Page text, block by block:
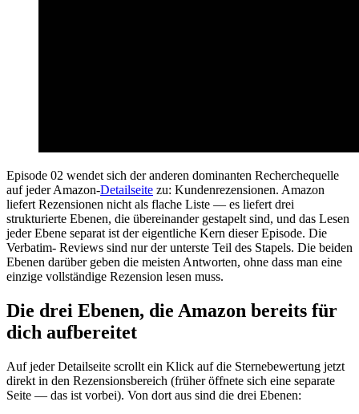
Episode 02 wendet sich der anderen dominanten Recherchequelle
auf jeder Amazon-Detailseite zu: Kundenrezensionen. Amazon
liefert Rezensionen nicht als flache Liste — es liefert drei
strukturierte Ebenen, die übereinander gestapelt sind, und das Lesen
jeder Ebene separat ist der eigentliche Kern dieser Episode. Die
Verbatim- Reviews sind nur der unterste Teil des Stapels. Die beiden
Ebenen darüber geben die meisten Antworten, ohne dass man eine
einzige vollständige Rezension lesen muss.
Die drei Ebenen, die Amazon bereits für
dich aufbereitet
Auf jeder Detailseite scrollt ein Klick auf die Sternebewertung jetzt
direkt in den Rezensionsbereich (früher öffnete sich eine separate
Seite — das ist vorbei). Von dort aus sind die drei Ebenen: